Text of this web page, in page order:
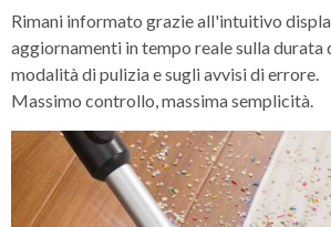
Rimani informato grazie all'intuitivo
aggiornamenti in tempo reale sulla durata
modalità di pulizia e sugli avvisi di errore.
Massimo controllo, massima semplicità.